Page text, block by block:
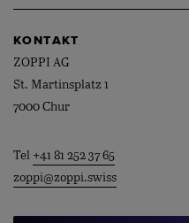
KONTAKT
ZOPPI AG
St. Martinsplatz 1
7000 Chur
Tel +41 81 252 37 65
zoppi@zoppi.swiss